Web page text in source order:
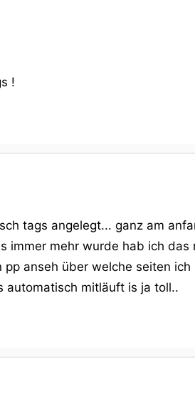
!
tags angelegt... ganz am
immer mehr wurde hab ich
pp anseh über welche seiten
automatisch mitläuft is ja toll..